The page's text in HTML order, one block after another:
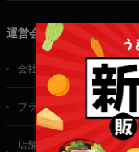
運営会社
会社概要
プライバシーポリシー
店舗・法人・生産者様